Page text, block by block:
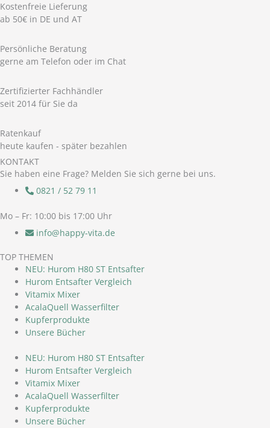
Kostenfreie Lieferung
ab 50€ in DE und AT
Persönliche Beratung
gerne am Telefon oder im Chat
Zertifizierter Fachhändler
seit 2014 für Sie da
Ratenkauf
heute kaufen - später bezahlen
KONTAKT
Sie haben eine Frage? Melden Sie sich gerne bei uns.
0821 / 52 79 11
Mo – Fr: 10:00 bis 17:00 Uhr
info@happy-vita.de
TOP THEMEN
NEU: Hurom H80 ST Entsafter
Hurom Entsafter Vergleich
Vitamix Mixer
AcalaQuell Wasserfilter
Kupferprodukte
Unsere Bücher
NEU: Hurom H80 ST Entsafter
Hurom Entsafter Vergleich
Vitamix Mixer
AcalaQuell Wasserfilter
Kupferprodukte
Unsere Bücher